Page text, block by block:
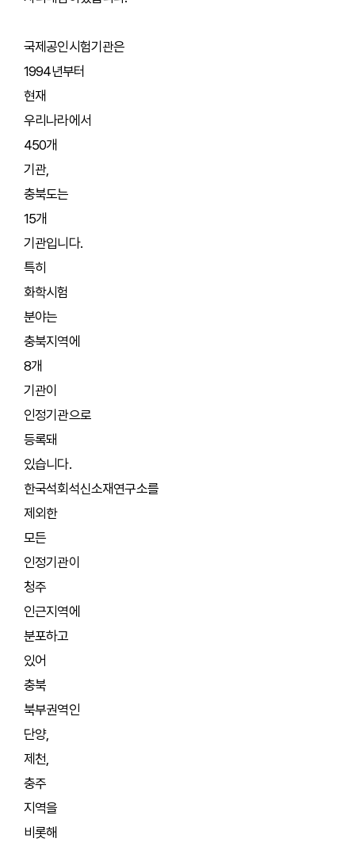
국제공인시험기관은
1994년부터
현재
우리나라에서
450개
기관,
충북도는
15개
기관입니다.
특히
화학시험
분야는
충북지역에
8개
기관이
인정기관으로
등록돼
있습니다.
한국석회석신소재연구소를
제외한
모든
인정기관이
청주
인근지역에
분포하고
있어
충북
북부권역인
단양,
제천,
충주
지역을
비롯해